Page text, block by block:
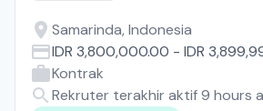
Samarinda, Indonesia
IDR 3,800,000.00 - IDR
Kontrak
Rekruter terakhir aktif 9 hours